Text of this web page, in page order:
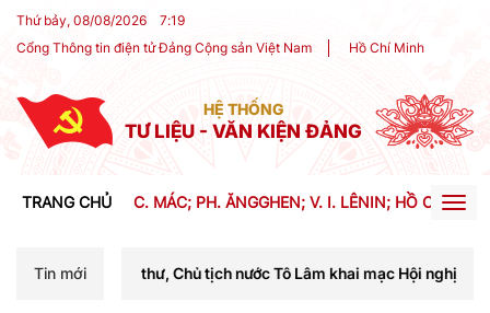
Thứ bảy, 08/08/2026 7:19
Cổng Thông tin điện tử Đảng Cộng sản Việt Nam
Hồ Chí Minh
HỆ THỐNG
TƯ LIỆU - VĂN KIỆN ĐẢNG
TRANG CHỦ C. MÁC; PH. ĂNGGHEN; V. I. LÊNIN; HỒ CHÍ
Tin mới
chí Tổng Bí thư, Chủ tịch nước Tô Lâm khai mạc Hội nghị Trung